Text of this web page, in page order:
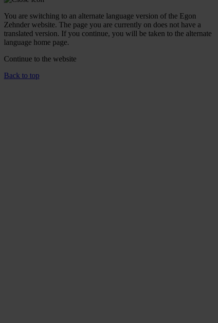
You are switching to an alternate language version of the Egon
Zehnder website. The page you are currently on does not have a
translated version. If you continue, you will be taken to the alternate
language home page.
Continue to the website
Back to top